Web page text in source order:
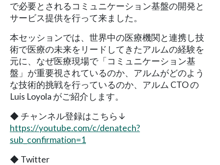
で必要とされるコミュニケーション基盤の開発と
サービス提供を行って来ました。
本セッションでは、世界中の医療機関と連携し技
術で医療の未来をリードしてきたアルムの経験を
元に、なぜ医療現場で「コミュニケーション基
盤」が重要視されているのか、アルムがどのよう
な技術的挑戦を行っているのか、アルム CTO の
Luis Loyola がご紹介します。
◆ チャンネル登録はこちら↓
https://youtube.com/c/denatech?
sub_confirmation=1
◆ Twitter